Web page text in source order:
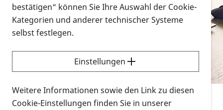
Alle Infomaterialien in verschiedenen
Formaten an einem Ort
Sie möchten wissen, wie Sie nach Infonmaterial
suchen und dieses bestellen bzw. herunterladen
können? Schauen Sie sich dieErklärvideos zum
Thema Infomaterial auf der PRO RETINA-Website
für blinde und sehbehinderte Menschen an.
bestätigen“ können Sie Ihre Auswahl der Cookie-
Kategorien und anderer technischer Systeme
selbst festlegen.
Einstellungen
Weitere Informationen sowie den Link zu diesen
Cookie-Einstellungen finden Sie in unserer